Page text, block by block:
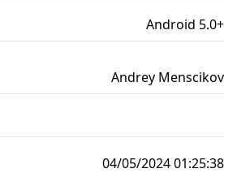
Android 5.0+
Andrey Menscikov
04/05/2024 01:25:38